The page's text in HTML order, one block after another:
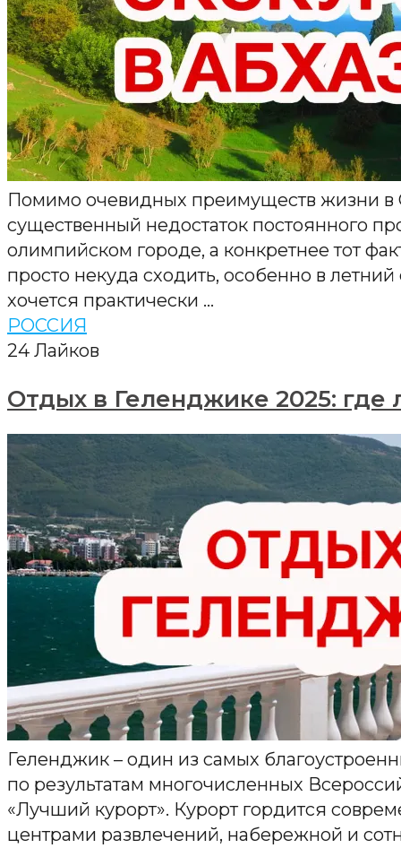
Помимо очевидных преимуществ жизни в
существенный недостаток постоянного
олимпийском городе, а конкретнее тот
просто некуда сходить, особенно в летний
хочется практически …
РОССИЯ
24 Лайков
Отдых в Геленджике 2025: где
Геленджик – один из самых
по результатам многочисленных
«Лучший курорт». Курорт гордится
центрами развлечений, набережной и